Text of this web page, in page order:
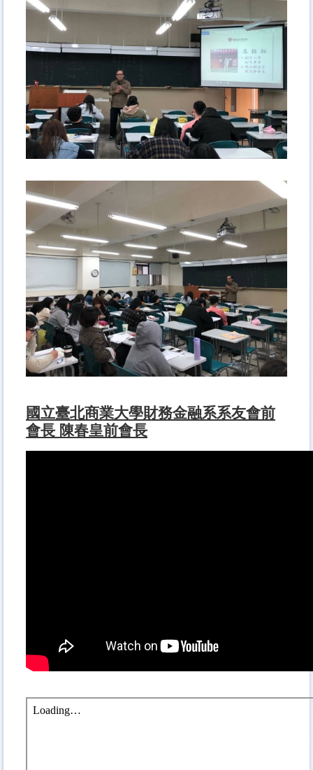
國立臺北商業大學財務金融系系友會前
會長 陳春皇前會長